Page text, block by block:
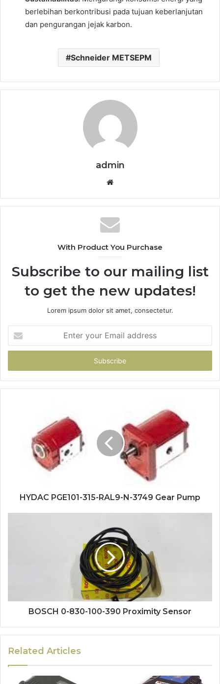
berlebihan berkontribusi pada tujuan keberlanjutan
dan pengurangan jejak karbon.
Schneider METSEPM
admin
Website
With Product You Purchase
Subscribe to our mailing list
to get the new updates!
Lorem ipsum dolor sit amet, consectetur.
your
Email
HYDAC PGE101-315-RAL9-N-3749 Gear Pump
BOSCH 0-830-100-390 Proximity Sensor
Related Articles